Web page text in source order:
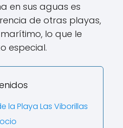
en sus aguas es
de otras playas,
lo que le
especial.
la Playa Las Viborillas